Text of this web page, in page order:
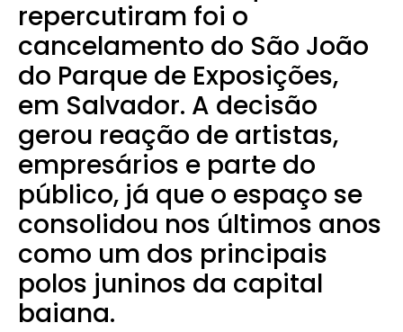
repercutiram foi o
cancelamento do São João
do Parque de Exposições,
em Salvador. A decisão
gerou reação de artistas,
empresários e parte do
público, já que o espaço se
consolidou nos últimos anos
como um dos principais
polos juninos da capital
baiana.